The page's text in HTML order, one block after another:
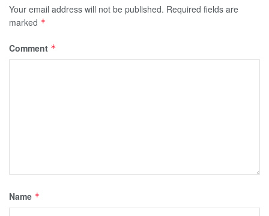
Your email address will not be published. Required fields are
marked *
Comment *
Name *